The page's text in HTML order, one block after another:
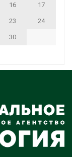
16 17
23 24
30